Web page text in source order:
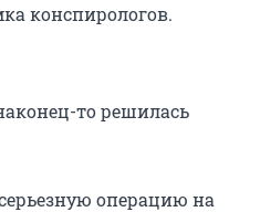
конспирологов.
то решилась
операцию на